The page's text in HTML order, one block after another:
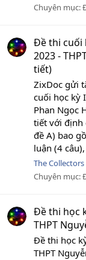
Chuyên mục:
Đề thi cuối
2023 -
tiết)
ZixDoc gửi
cuối học kỳ
Phan Ngọc
tiết với định
đề A) bao
luận (4
The Collectors
Chuyên mục:
Đề thi học
THPT
Đề thi học
THPT